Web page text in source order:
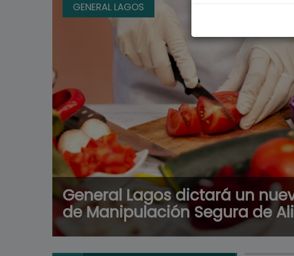
GENERAL LAGOS
General Lagos dictará un
de Manipulación Segura de